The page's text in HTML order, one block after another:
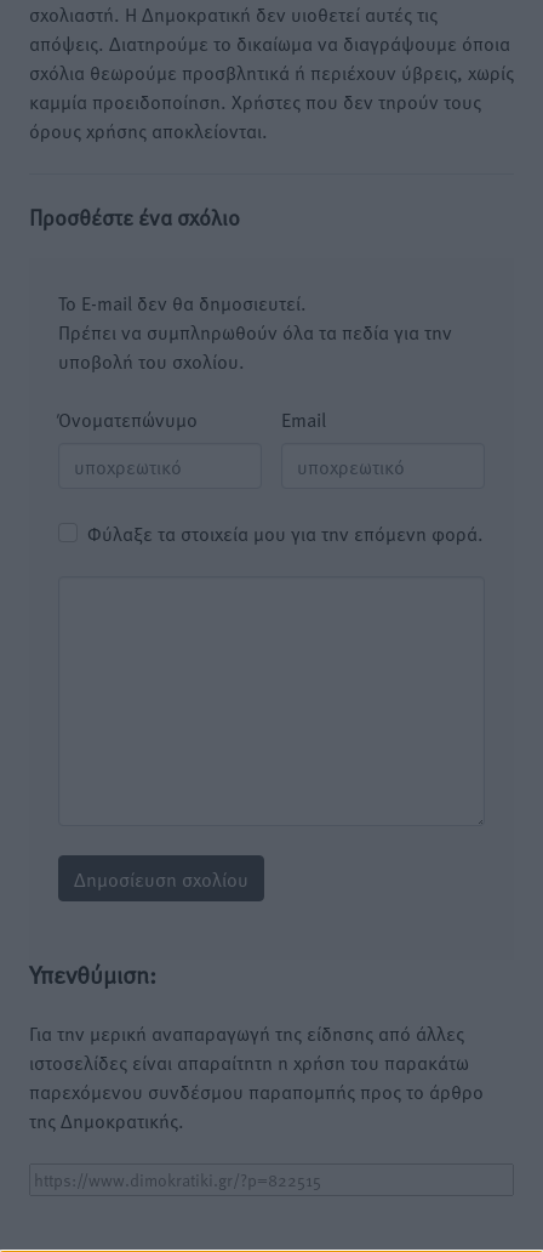
σχολιαστή. Η Δημοκρατική δεν υιοθετεί αυτές τις
απόψεις. Διατηρούμε το δικαίωμα να διαγράψουμε όποια
σχόλια θεωρούμε προσβλητικά ή περιέχουν ύβρεις, χωρίς
καμμία προειδοποίηση. Χρήστες που δεν τηρούν τους
όρους χρήσης αποκλείονται.
Προσθέστε ένα σχόλιο
Το E-mail δεν θα δημοσιευτεί.
Πρέπει να συμπληρωθούν όλα τα πεδία για την
υποβολή του σχολίου.
Όνοματεπώνυμο Email
Φύλαξε τα στοιχεία μου για την επόμενη φορά.
Υπενθύμιση:
Για την μερική αναπαραγωγή της είδησης από άλλες
ιστοσελίδες είναι απαραίτητη η χρήση του παρακάτω
παρεχόμενου συνδέσμου παραπομπής προς το άρθρο
της Δημοκρατικής.